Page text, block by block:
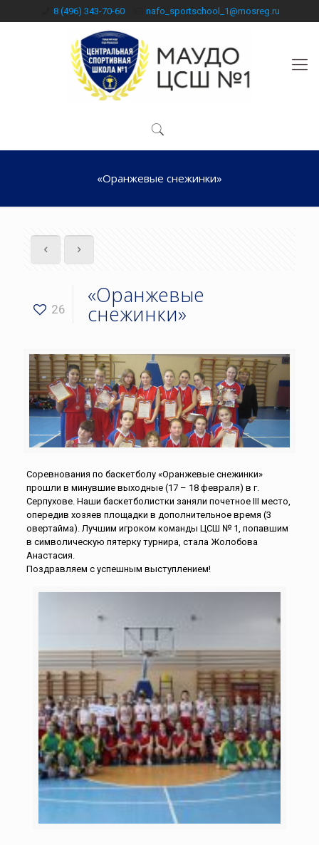
8 (496) 343-70-60 nafo_sportschool_1@mosreg.ru
«Оранжевые снежинки»
26
«Оранжевые
снежинки»
Соревнования по баскетболу «Оранжевые снежинки»
прошли в минувшие выходные (17 – 18 февраля) в г.
Серпухове. Наши баскетболистки заняли почетное III место,
опередив хозяев площадки в дополнительное время (3
овертайма). Лучшим игроком команды ЦСШ № 1, попавшим
в символическую пятерку турнира, стала Жолобова
Анастасия.
Поздравляем с успешным выступлением!